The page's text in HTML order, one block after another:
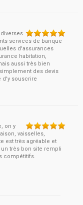
services de banque
d'assurances
habitation,
aussi très bien
des devis
d'y souscrire
on y
vaisselles,
est très agréable et
très bon site rempli
compétitifs.